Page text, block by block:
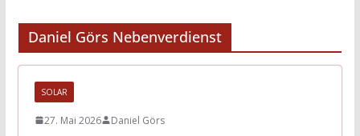
Daniel Görs Nebenverdienst
SOLAR
27. Mai 2026 Daniel Görs